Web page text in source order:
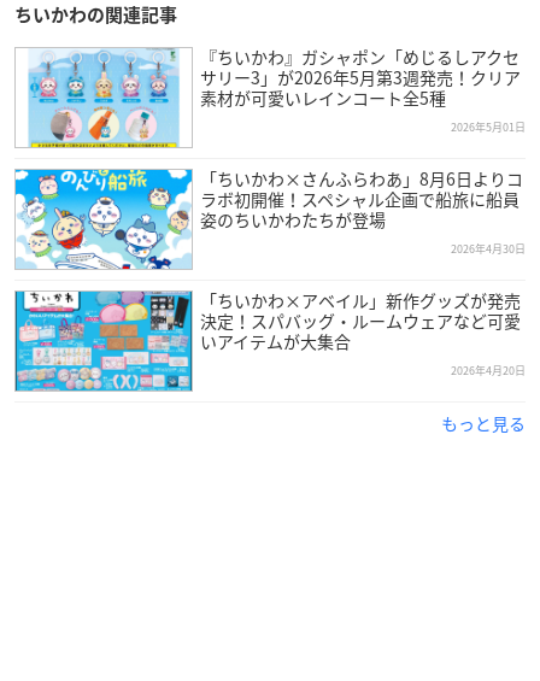
ちいかわの関連記事
『ちいかわ』ガシャポン「めじるしアクセ
サリー3」が2026年5月第3週発売！クリア
素材が可愛いレインコート全5種
2026年5月01日
「ちいかわ×さんふらわあ」8月6日よりコ
ラボ初開催！スペシャル企画で船旅に船員
姿のちいかわたちが登場
2026年4月30日
「ちいかわ×アベイル」新作グッズが発売
決定！スパバッグ・ルームウェアなど可愛
いアイテムが大集合
2026年4月20日
もっと見る